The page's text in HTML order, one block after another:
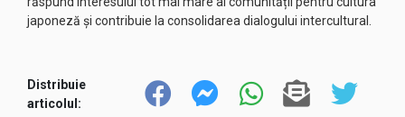
japoneză și contribuie la consolidarea dialogului intercultural.
Distribuie
articolul: